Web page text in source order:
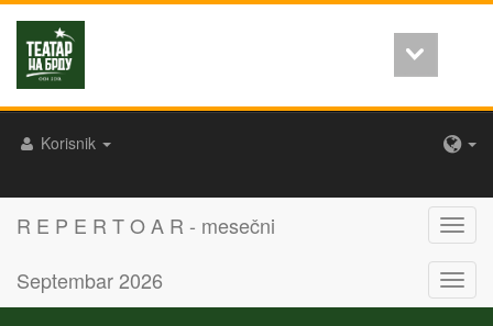
Korisnik
R E P E R T O A R - mesečni
Septembar 2026